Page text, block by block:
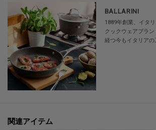
ハンドル根元の緑色の丸が過熱することにより赤色に
の合図。
食材を入れるベストなタイミングがわかります。
【取り扱い方法】
食洗機/乾燥機:○
電子レンジ:×
オーブン:○
その他:--
BALLARINI
1889年創業、イタ
クックウェアブラ
経つ今もイタリア
るイタリア人の職
関連アイテム